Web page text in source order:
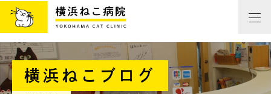
横浜ねこブログ